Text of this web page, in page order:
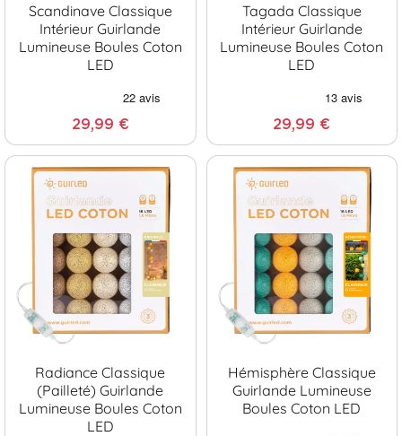
Scandinave Classique
Intérieur Guirlande
Lumineuse Boules Coton
LED
29,99 €
Tagada Classique
Intérieur Guirlande
Lumineuse Boules Coton
LED
29,99 €
Radiance Classique
(pailleté) Guirlande
Lumineuse Boules Coton
LED
Hémisphère Classique
Guirlande Lumineuse
Boules Coton LED